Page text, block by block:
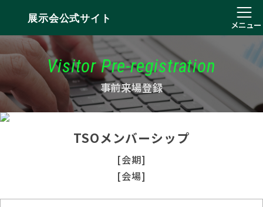
展示会公式サイト
メニュー
Visitor Pre-registration
事前来場登録
TSOメンバーシップ
[会期]
[会場]